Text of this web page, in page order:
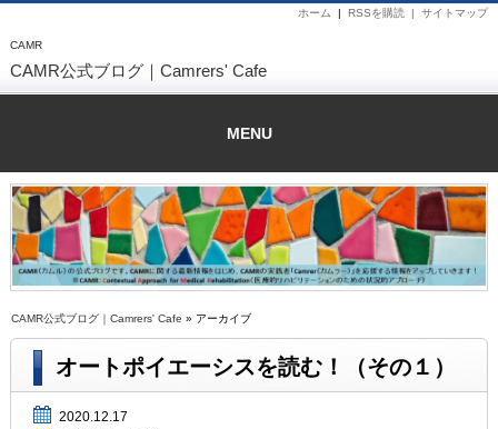
CAMR
サイトマップ
RSSを購読 |
ホーム |
CAMR公式ブログ｜Camrers' Cafe
MENU
CAMR公式ブログ｜Camrers' Cafe » アーカイブ
オートポイエーシスを読む！（その１）
2020.12.17